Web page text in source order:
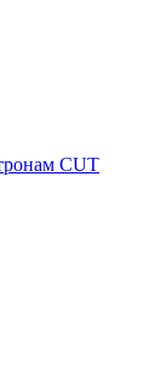
CUT